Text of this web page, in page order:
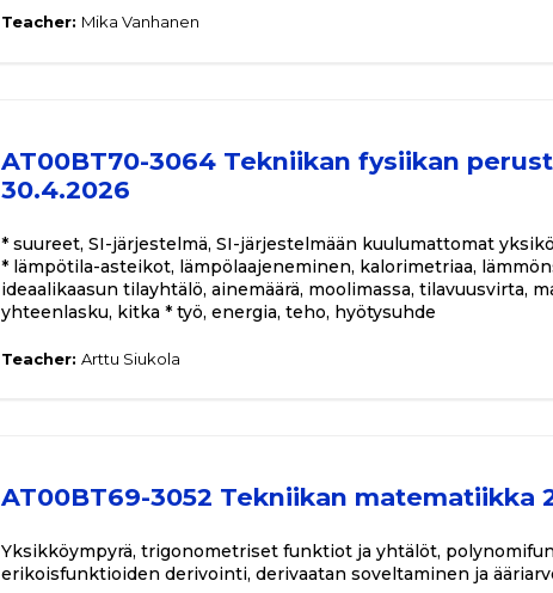
Teacher: Mika Vanhanen
AT00BT70-3064 Tekniikan fysiikan
30.4.2026
* suureet, SI-järjestelmä, SI-järjestelmään kuulumattomat
* lämpötila-asteikot, lämpölaajeneminen, kalorimetriaa,
ideaalikaasun tilayhtälö, ainemäärä, moolimassa, tilavuusvirta,
yhteenlasku, kitka * työ, energia, teho, hyötysuhde
Teacher: Arttu Siukola
AT00BT69-3052 Tekniikan matematiikka
Yksikköympyrä, trigonometriset funktiot ja yhtälöt,
erikoisfunktioiden derivointi, derivaatan soveltaminen ja